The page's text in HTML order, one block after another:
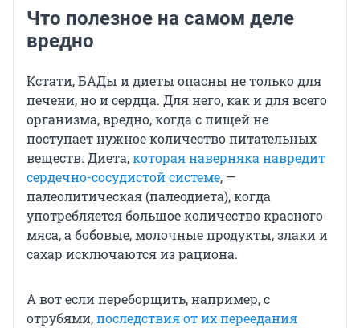
Что полезное на самом деле
вредно
Кстати, БАДы и диеты опасны не только для
печени, но и сердца. Для него, как и для всего
организма, вредно, когда с пищей не
поступает нужное количество питательных
веществ. Диета,которая наверняка навредит
сердечно-сосудистой системе, —
палеолитическая (палеодиета), когда
употребляется большое количество красного
мяса, а бобовые, молочные продукты, злаки и
сахар исключаются из рациона.
А вот если переборщить, например, с
отрубями,последствия от их переедания